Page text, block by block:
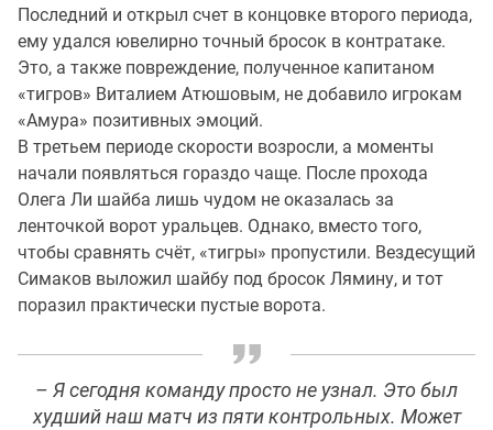
Последний и открыл счет в концовке второго периода,
ему удался ювелирно точный бросок в контратаке.
Это, а также повреждение, полученное капитаном
«тигров» Виталием Атюшовым, не добавило игрокам
«Амура» позитивных эмоций.
В третьем периоде скорости возросли, а моменты
начали появляться гораздо чаще. После прохода
Олега Ли шайба лишь чудом не оказалась за
ленточкой ворот уральцев. Однако, вместо того,
чтобы сравнять счёт, «тигры» пропустили. Вездесущий
Симаков выложил шайбу под бросок Лямину, и тот
поразил практически пустые ворота.
– Я сегодня команду просто не узнал. Это был
худший наш матч из пяти контрольных. Может